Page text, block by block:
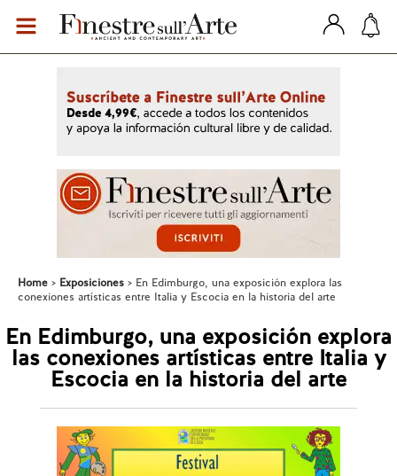
Home Exposiciones
En Edimburgo, una exposición explora las
conexiones artísticas entre Italia y Escocia en la historia del arte
En Edimburgo, una exposición explora
las conexiones artísticas entre Italia y
Escocia en la historia del arte